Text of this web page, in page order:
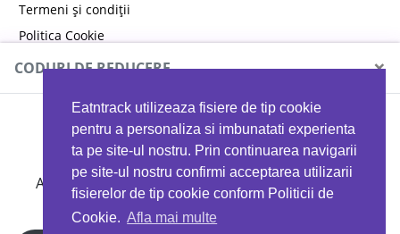
Eatntrack utilizeaza fisiere de tip cookie
pentru a personaliza si imbunatati experienta
ta pe site-ul nostru. Prin continuarea navigarii
pe site-ul nostru confirmi acceptarea utilizarii
fisierelor de tip cookie conform Politicii de
Cookie. Afla mai multe
Termeni și condiții
Politica Cookie
Politica de confidențialitate
CODURI DE REDUCERE ×
MYPROTEIN
Ai 40%reducere la orice comandă folosind codul
EATTRACK